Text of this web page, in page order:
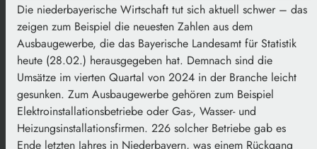
Die niederbayerische Wirtschaft tut sich aktuell schwer – das
zeigen zum Beispiel die neuesten Zahlen aus dem
Ausbaugewerbe, die das Bayerische Landesamt für Statistik
heute (28.02.) herausgegeben hat. Demnach sind die
Umsätze im vierten Quartal von 2024 in der Branche leicht
gesunken. Zum Ausbaugewerbe gehören zum Beispiel
Elektroinstallationsbetriebe oder Gas-, Wasser- und
Heizungsinstallationsfirmen. 226 solcher Betriebe gab es
Ende letzten Jahres in Niederbayern, was einem Rückgang